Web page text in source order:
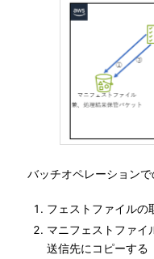
バッチオペレーションで
フェストファイルの
マニフェストファイ
送信先にコピーする